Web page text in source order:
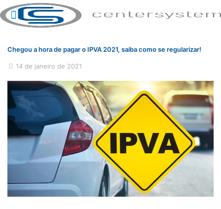
Chegou a hora de pagar o IPVA 2021, saiba como se regularizar!
14 de janeiro de 2021